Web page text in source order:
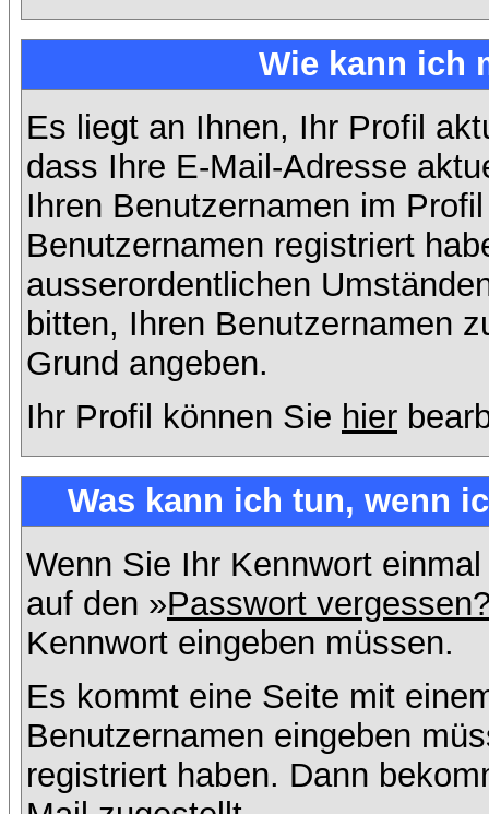
Wie kann ich
Es liegt an Ihnen, Ihr Profil
dass Ihre E-Mail-Adresse
Ihren Benutzernamen im
Benutzernamen registriert
ausserordentlichen
bitten, Ihren Benutzernamen
Grund angeben.
Ihr Profil können Sie hier
Was kann ich tun, wenn
Wenn Sie Ihr Kennwort
auf den »Passwort
Kennwort eingeben müssen.
Es kommt eine Seite mit
Benutzernamen eingeben
registriert haben. Dann